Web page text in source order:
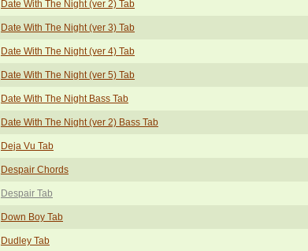
Date With The Night (ver 2) Tab
Date With The Night (ver 3) Tab
Date With The Night (ver 4) Tab
Date With The Night (ver 5) Tab
Date With The Night Bass Tab
Date With The Night (ver 2) Bass Tab
Deja Vu Tab
Despair Chords
Despair Tab
Down Boy Tab
Dudley Tab